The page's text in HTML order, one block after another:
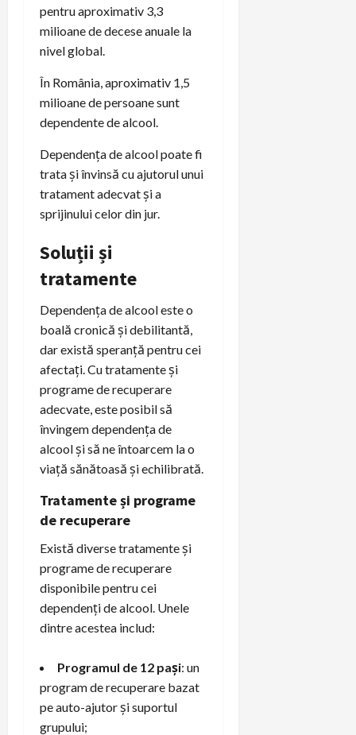
pentru aproximativ 3,3
milioane de decese anuale la
nivel global.
În România, aproximativ 1,5
milioane de persoane sunt
dependente de alcool.
Dependența de alcool poate fi
trata și învinsă cu ajutorul unui
tratament adecvat și a
sprijinului celor din jur.
Soluții și
tratamente
Dependența de alcool este o
boală cronică și debilitantă,
dar există speranță pentru cei
afectați. Cu tratamente și
programe de recuperare
adecvate, este posibil să
învingem dependența de
alcool și să ne întoarcem la o
viață sănătoasă și echilibrată.
Tratamente și programe
de recuperare
Există diverse tratamente și
programe de recuperare
disponibile pentru cei
dependenți de alcool. Unele
dintre acestea includ:
Programul de 12 pași: un
program de recuperare bazat
pe auto-ajutor și suportul
grupului;